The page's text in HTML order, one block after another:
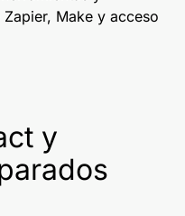
Make y acceso
y